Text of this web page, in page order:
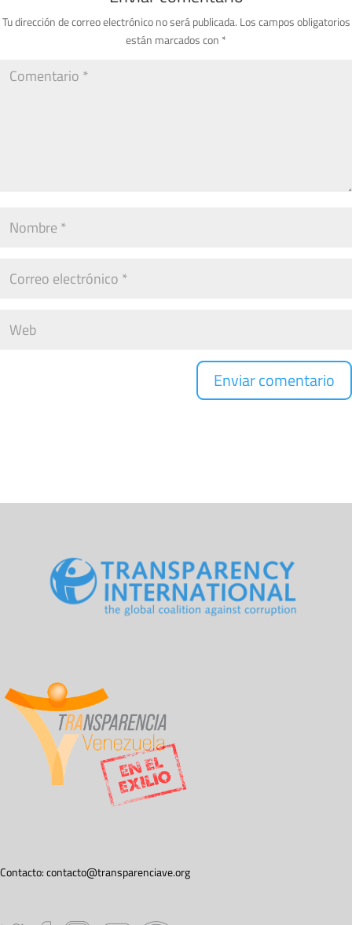
Tu dirección de correo electrónico no será publicada. Los campos obligatorios
están marcados con *
Contacto:contacto@transparenciave.org